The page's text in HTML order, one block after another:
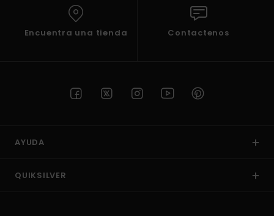
Encuentra una tienda Contactenos
AYUDA
QUIKSILVER